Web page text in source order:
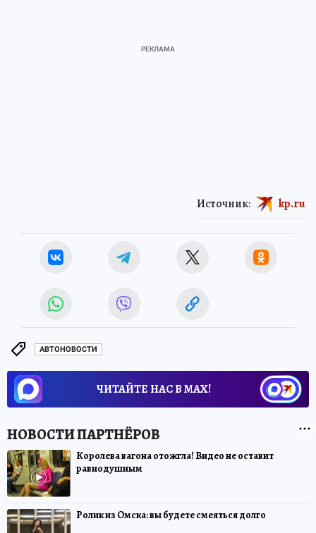
Источник: kp.ru
АВТОНОВОСТИ
ЧИТАЙТЕ НАС В МАХ!
Королева вагона отожгла! Видео не оставит
равнодушным
Ролик из Омска: вы будете смеяться долго